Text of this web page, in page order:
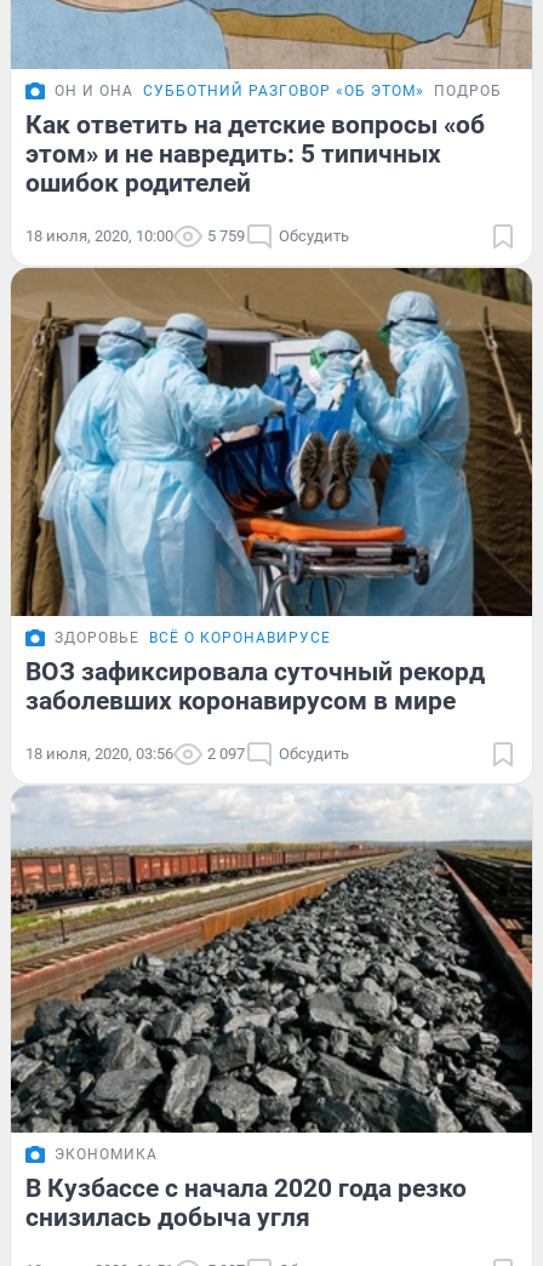
ОН И ОНА СУББОТНИЙ РАЗГОВОР «ОБ ЭТОМ»
Как ответить на детские вопросы «об
этом» и не навредить: 5 типичных
ошибок родителей
18 июля, 2020, 10:00 5 759 Обсудить
ЗДОРОВЬЕ ВСЁ О КОРОНАВИРУСЕ
ВОЗ зафиксировала суточный рекорд
заболевших коронавирусом в мире
18 июля, 2020, 03:56 2 097 Обсудить
ЭКОНОМИКА
В Кузбассе с начала 2020 года резко
снизилась добыча угля